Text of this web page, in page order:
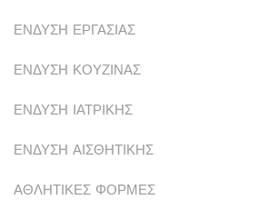
ΕΝΔΥΣΗ ΕΡΓΑΣΙΑΣ
ΕΝΔΥΣΗ ΚΟΥΖΙΝΑΣ
ΕΝΔΥΣΗ ΙΑΤΡΙΚΗΣ
ΕΝΔΥΣΗ ΑΙΣΘΗΤΙΚΗΣ
ΑΘΛΗΤΙΚΕΣ ΦΟΡΜΕΣ